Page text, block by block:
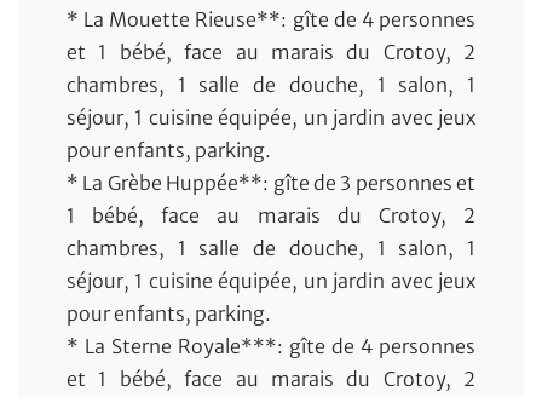
* La Mouette Rieuse**: gîte de 4 personnes
et 1 bébé, face au marais du Crotoy, 2
chambres, 1 salle de douche, 1 salon, 1
séjour, 1 cuisine équipée, un jardin avec jeux
pour enfants, parking.
* La Grèbe Huppée**: gîte de 3 personnes et
1 bébé, face au marais du Crotoy, 2
chambres, 1 salle de douche, 1 salon, 1
séjour, 1 cuisine équipée, un jardin avec jeux
pour enfants, parking.
* La Sterne Royale***: gîte de 4 personnes
et 1 bébé, face au marais du Crotoy, 2